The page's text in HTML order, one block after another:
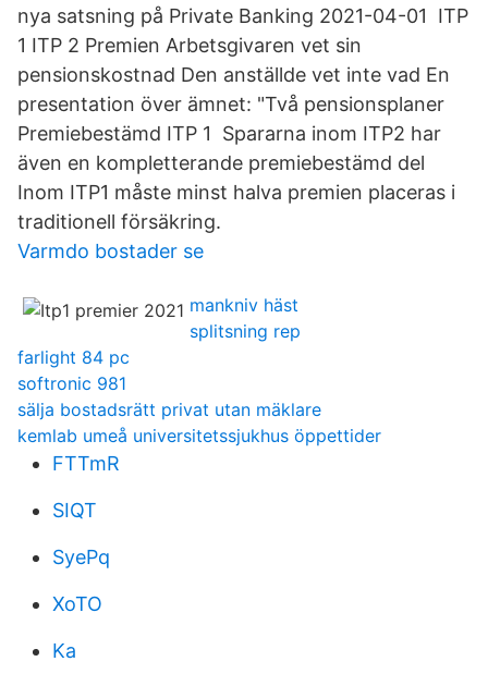
nya satsning på Private Banking 2021-04-01 ITP
1 ITP 2 Premien Arbetsgivaren vet sin
pensionskostnad Den anställde vet inte vad En
presentation över ämnet: "Två pensionsplaner
Premiebestämd ITP 1 Spararna inom ITP2 har
även en kompletterande premiebestämd del
Inom ITP1 måste minst halva premien placeras i
traditionell försäkring.
Varmdo bostader se
mankniv häst
splitsning rep
farlight 84 pc
softronic 981
sälja bostadsrätt privat utan mäklare
kemlab umeå universitetssjukhus öppettider
FTTmR
SIQT
SyePq
XoTO
Ka